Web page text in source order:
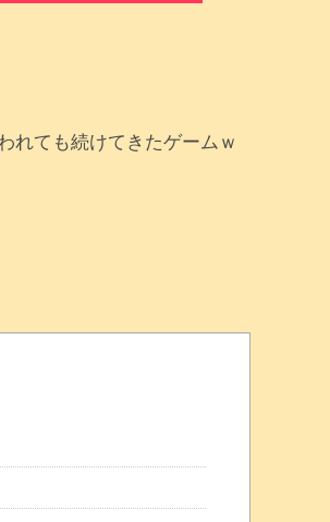
ても続けてきたゲームｗ